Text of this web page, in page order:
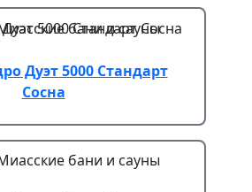
Дуэт 5000 Стандарт
Сосна